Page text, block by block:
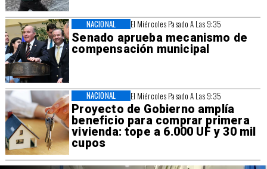
El Miércoles Pasado A Las 9:35
Senado aprueba mecanismo de
compensación municipal
NACIONAL
El Miércoles Pasado A Las 9:35
Proyecto de Gobierno amplía
beneficio para comprar primera
vivienda: tope a 6.000 UF y 30 mil
cupos
NACIONAL